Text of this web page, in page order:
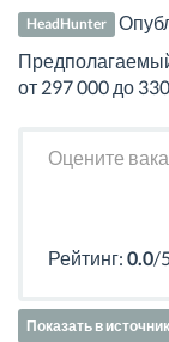
HeadHunter
от 297 000 до
Оцените
Рейтинг: 0.0/
Показать в